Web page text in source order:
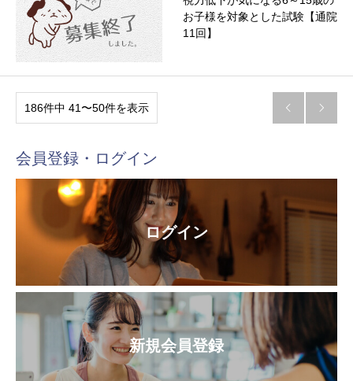
お子様を対象とした試験【通院
11回】
186件中 41〜50件を表示  
会員登録・ログイン
ログイン
新規会員登録